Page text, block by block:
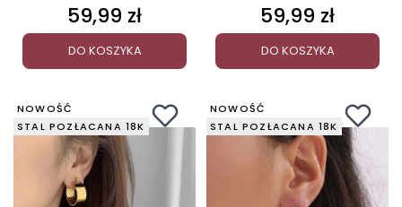
Cena
59,99 zł
DO KOSZYKA
Cena
59,99 zł
DO KOSZYKA
NOWOŚĆ
STAL POZŁACANA 18K
NOWOŚĆ
STAL POZŁACANA 18K